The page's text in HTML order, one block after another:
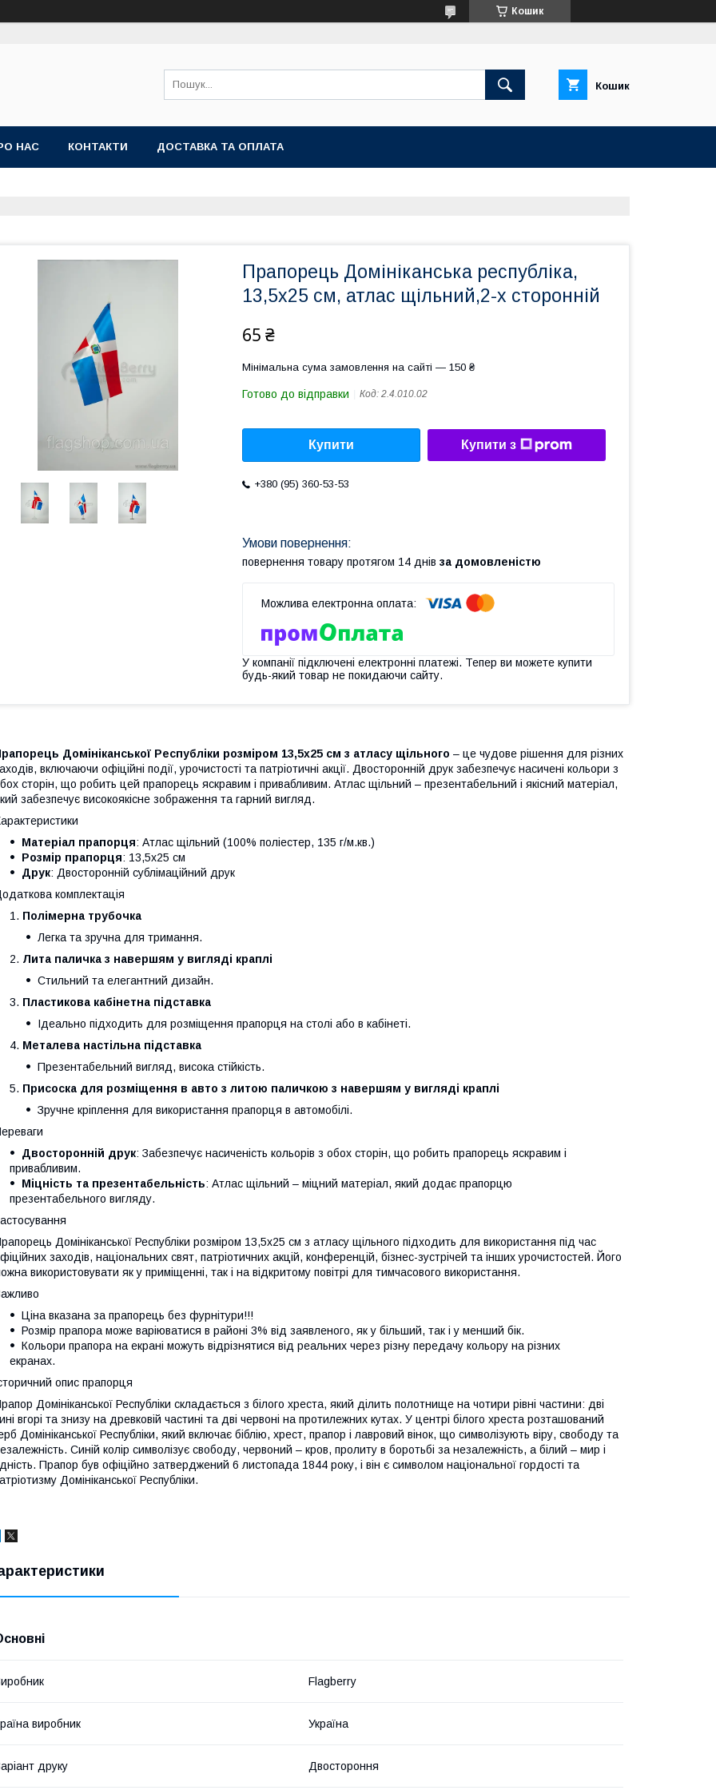
Кошик
Кошик
НАС КОНТАКТИ ДОСТАВКА ТА ОПЛАТА
Прапорець Домініканська республіка,
13,5х25 см, атлас щільний,2-х сторонній
65 ₴
Мінімальна сума замовлення на сайті — 150 ₴
Готово до відправки Код: 2.4.010.02
Купити Купити з
+380 (95) 360-53-53
повернення товару протягом 14 днів за домовленістю
У компанії підключені електронні платежі. Тепер ви можете купити
будь-який товар не покидаючи сайту.
Домініканської Республіки розміром 13,5х25 см з атласу щільного – це чудове рішення для різних
включаючи офіційні події, урочистості та патріотичні акції. Двосторонній друк забезпечує насичені кольори з
сторін, що робить цей прапорець яскравим і привабливим. Атлас щільний – презентабельний і якісний матеріал,
забезпечує високоякісне зображення та гарний вигляд.
Матеріал прапорця: Атлас щільний (100% поліестер, 135 г/м.кв.)
Розмір прапорця: 13,5х25 см
Друк: Двосторонній сублімаційний друк
комплектація
Полімерна трубочка
Легка та зручна для тримання.
Лита паличка з навершям у вигляді краплі
Стильний та елегантний дизайн.
Пластикова кабінетна підставка
Ідеально підходить для розміщення прапорця на столі або в кабінеті.
Металева настільна підставка
Презентабельний вигляд, висока стійкість.
Присоска для розміщення в авто з литою паличкою з навершям у вигляді краплі
Зручне кріплення для використання прапорця в автомобілі.
Двосторонній друк: Забезпечує насиченість кольорів з обох сторін, що робить прапорець яскравим і
привабливим.
Міцність та презентабельність: Атлас щільний – міцний матеріал, який додає прапорцю
презентабельного вигляду.
Домініканської Республіки розміром 13,5х25 см з атласу щільного підходить для використання під час
заходів, національних свят, патріотичних акцій, конференцій, бізнес-зустрічей та інших урочистостей. Його
використовувати як у приміщенні, так і на відкритому повітрі для тимчасового використання.
Ціна вказана за прапорець без фурнітури!!!
Розмір прапора може варіюватися в районі 3% від заявленого, як у більший, так і у менший бік.
Кольори прапора на екрані можуть відрізнятися від реальних через різну передачу кольору на різних
екранах.
опис прапорця
Домініканської Республіки складається з білого хреста, який ділить полотнище на чотири рівні частини: дві
вгорі та знизу на древковій частині та дві червоні на протилежних кутах. У центрі білого хреста розташований
Домініканської Республіки, який включає біблію, хрест, прапор і лавровий вінок, що символізують віру, свободу та
Синій колір символізує свободу, червоний – кров, пролиту в боротьбі за незалежність, а білий – мир і
Прапор був офіційно затверджений 6 листопада 1844 року, і він є символом національної гордості та
Домініканської Республіки.
Flagberry
виробник Україна
друку Двостороння